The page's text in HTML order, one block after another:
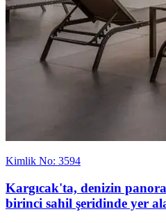
Kimlik No: 3594
Kargıcak'ta, denizin
birinci sahil şeridinde yer